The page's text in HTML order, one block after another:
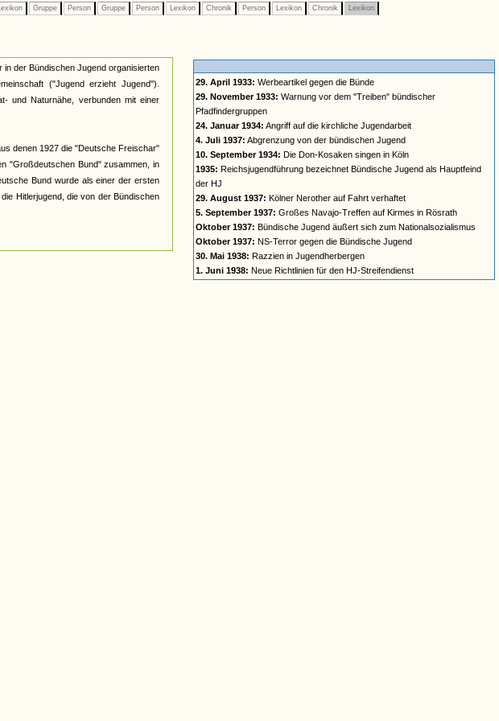
Gruppe Person Gruppe Person Lexikon Chronik Person Lexikon Chronik Lexikon
der Bündischen Jugend organisierten
("Jugend erzieht Jugend").
und Naturnähe, verbunden mit einer
denen 1927 die "Deutsche Freischar"
"Großdeutschen Bund" zusammen, in
Bund wurde als einer der ersten
Hitlerjugend, die von der Bündischen
29. April 1933: Werbeartikel gegen die Bünde
29. November 1933: Warnung vor dem "Treiben" bündischer
Pfadfindergruppen
24. Januar 1934: Angriff auf die kirchliche Jugendarbeit
4. Juli 1937: Abgrenzung von der bündischen Jugend
10. September 1934: Die Don-Kosaken singen in Köln
1935: Reichsjugendführung bezeichnet Bündische Jugend als Hauptfeind
der HJ
29. August 1937: Kölner Nerother auf Fahrt verhaftet
5. September 1937: Großes Navajo-Treffen auf Kirmes in Rösrath
Oktober 1937: Bündische Jugend äußert sich zum Nationalsozialismus
Oktober 1937: NS-Terror gegen die Bündische Jugend
30. Mai 1938: Razzien in Jugendherbergen
1. Juni 1938: Neue Richtlinien für den HJ-Streifendienst